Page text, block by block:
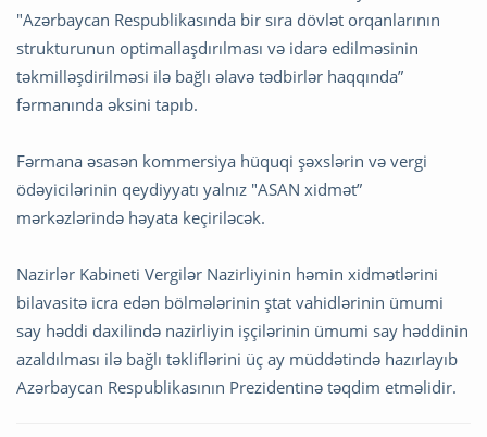
"Azərbaycan Respublikasında bir sıra dövlət orqanlarının
strukturunun optimallaşdırılması və idarə edilməsinin
təkmilləşdirilməsi ilə bağlı əlavə tədbirlər haqqında”
fərmanında əksini tapıb.
Fərmana əsasən kommersiya hüquqi şəxslərin və vergi
ödəyicilərinin qeydiyyatı yalnız "ASAN xidmət”
mərkəzlərində həyata keçiriləcək.
Nazirlər Kabineti Vergilər Nazirliyinin həmin xidmətlərini
bilavasitə icra edən bölmələrinin ştat vahidlərinin ümumi
say həddi daxilində nazirliyin işçilərinin ümumi say həddinin
azaldılması ilə bağlı təkliflərini üç ay müddətində hazırlayıb
Azərbaycan Respublikasının Prezidentinə təqdim etməlidir.